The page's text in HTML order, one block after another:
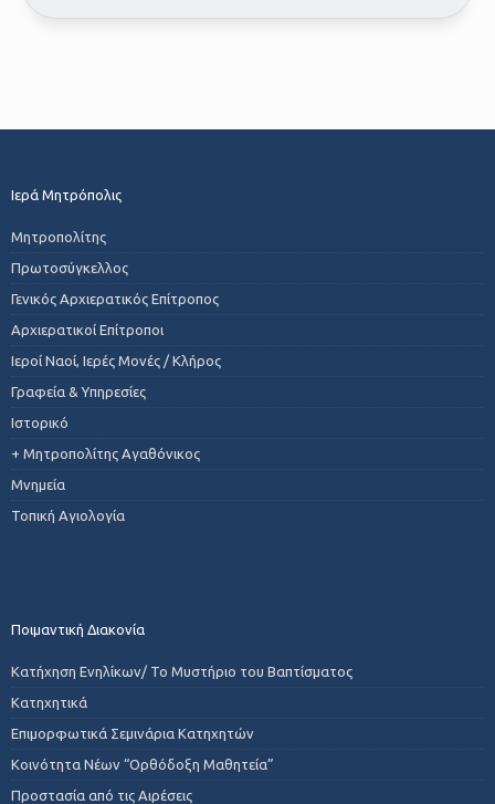
Ιερά Μητρόπολις
Μητροπολίτης
Πρωτοσύγκελλος
Γενικός Αρχιερατικός Επίτροπος
Αρχιερατικοί Επίτροποι
Ιεροί Ναοί, Ιερές Μονές / Κλήρος
Γραφεία & Υπηρεσίες
Ιστορικό
+ Μητροπολίτης Αγαθόνικος
Μνημεία
Τοπική Αγιολογία
Ποιμαντική Διακονία
Κατήχηση Ενηλίκων/ Το Μυστήριο του Βαπτίσματος
Κατηχητικά
Επιμορφωτικά Σεμινάρια Κατηχητών
Κοινότητα Νέων “Ορθόδοξη Μαθητεία”
Προστασία από τις Αιρέσεις